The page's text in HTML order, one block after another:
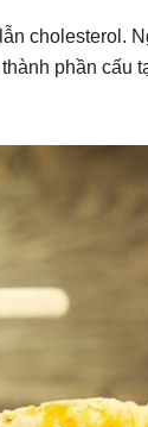
cholesterol.
phần cấu